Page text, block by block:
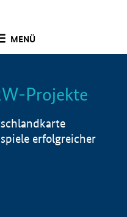
MENÜ
Info
Projekte
erfolgreicher